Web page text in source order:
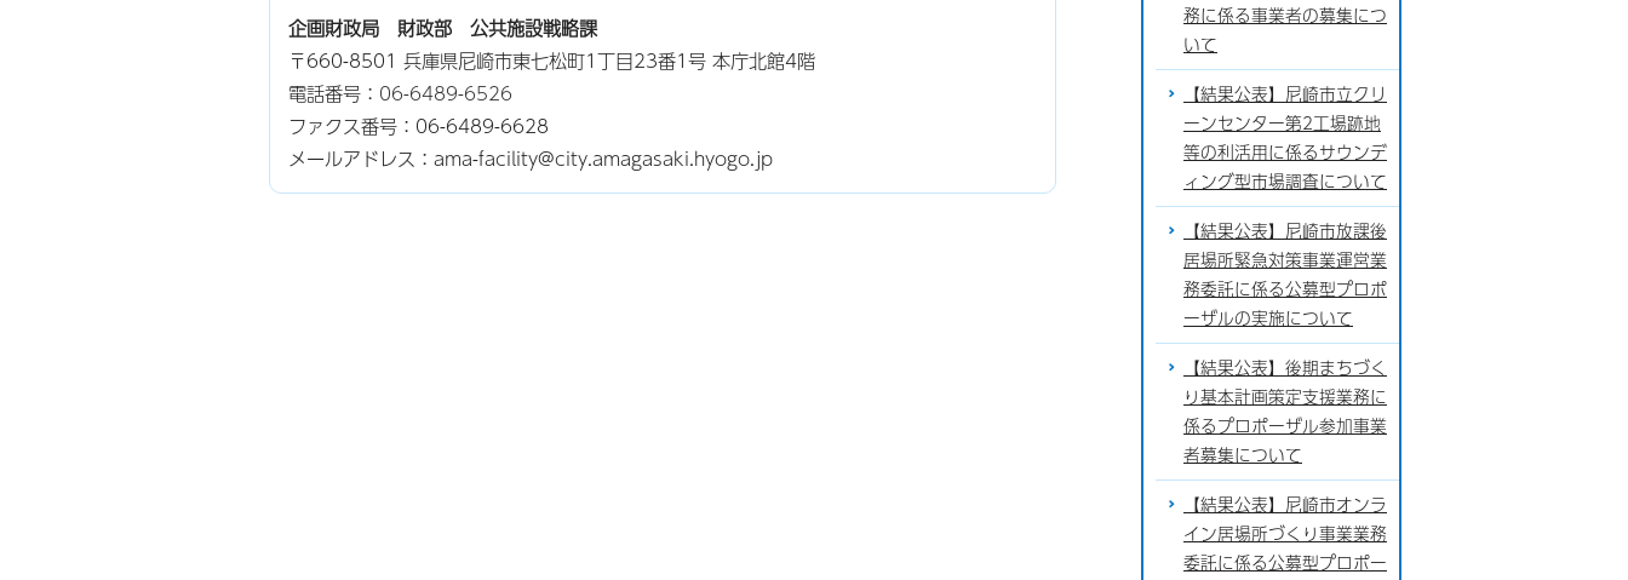
企画財政局 財政部 公共施設戦略課
〒660-8501 兵庫県尼崎市東七松町1丁目23番1号 本庁北館4階
電話番号： 06-6489-6526
ファクス番号：06-6489-6628
メールアドレス：ama-facility@city.amagasaki.hyogo.jp
務に係る事業者の募集につ
いて
【結果公表】尼崎市立クリ
ーンセンター第2工場跡地
等の利活用に係るサウンデ
ィング型市場調査について
【結果公表】尼崎市放課後
居場所緊急対策事業運営業
務委託に係る公募型プロポ
ーザルの実施について
【結果公表】後期まちづく
り基本計画策定支援業務に
係るプロポーザル参加事業
者募集について
【結果公表】尼崎市オンラ
イン居場所づくり事業業務
委託に係る公募型プロポー